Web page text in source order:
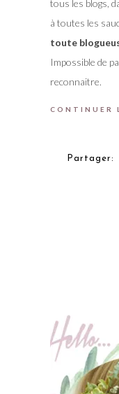
tous les blogs,
à toutes les
toute
Impossible de
reconnaitre.
CONTINUER
Partager: